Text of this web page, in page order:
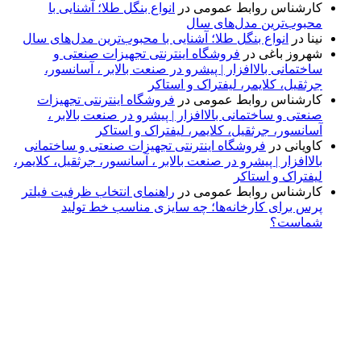
کارشناس روابط عمومی در
انواع بنگل طلا؛ آشنایی با
محبوب‌ترین مدل‌های سال
نینا در
انواع بنگل طلا؛ آشنایی با محبوب‌ترین مدل‌های سال
شهروز باغی در فروشگاه اینترنتی تجهیزات صنعتی و
ساختمانی بالاافزار | پیشرو در صنعت بالابر ، آسانسور،
جرثقیل، کلایمر، لیفتراک و استاکر
کارشناس روابط عمومی در فروشگاه اینترنتی تجهیزات
صنعتی و ساختمانی بالاافزار | پیشرو در صنعت بالابر ،
آسانسور، جرثقیل، کلایمر، لیفتراک و استاکر
کاویانی در فروشگاه اینترنتی تجهیزات صنعتی و ساختمانی
بالاافزار | پیشرو در صنعت بالابر ، آسانسور، جرثقیل، کلایمر،
لیفتراک و استاکر
کارشناس روابط عمومی در راهنمای انتخاب ظرفیت فیلتر
پرس برای کارخانه‌ها؛ چه سایزی مناسب خط تولید
شماست؟